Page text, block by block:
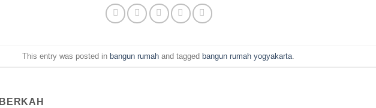
This entry was posted inbangun rumah and taggedbangun rumah yogyakarta
BERKAH